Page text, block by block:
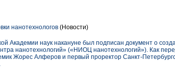
нанотехнологов (Новости)
Академии наук накануне был подписан документ о
нанотехнологий» («НИОЦ нанотехнологий»). Как
Жорес Алферов и первый проректор Санкт-